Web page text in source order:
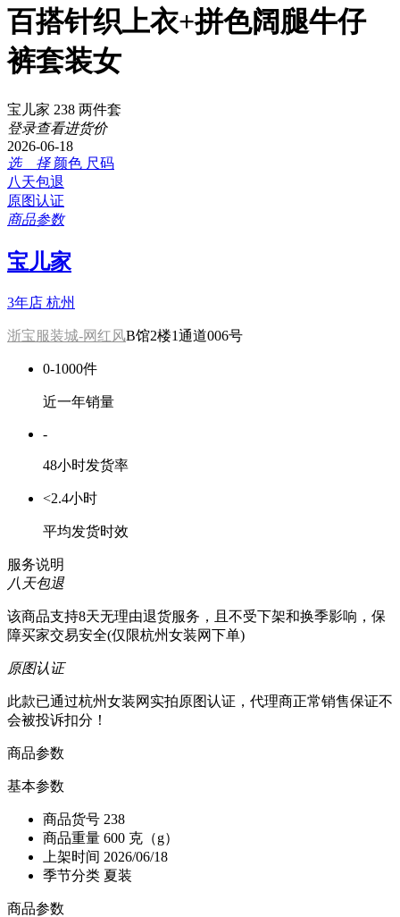
百搭针织上衣+拼色阔腿牛仔
裤套装女
宝儿家 238 两件套
登录查看进货价
2026-06-18
选 择 颜色 尺码
八天包退
原图认证
商品参数
宝儿家
3年店 杭州
浙宝服装城-网红风B馆2楼1通道006号
0-1000件
近一年销量
-
48小时发货率
<2.4小时
平均发货时效
服务说明
八天包退
该商品支持8天无理由退货服务，且不受下架和换季影响，保
障买家交易安全(仅限杭州女装网下单)
原图认证
此款已通过杭州女装网实拍原图认证，代理商正常销售保证不
会被投诉扣分！
商品参数
基本参数
商品货号 238
商品重量 600 克（g）
上架时间 2026/06/18
季节分类 夏装
商品参数